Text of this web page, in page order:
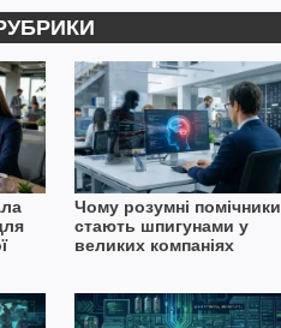
Чому розумні помічники
стають шпигунами у
великих компаніях